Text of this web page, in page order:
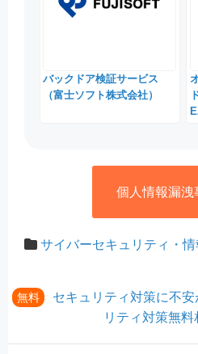
バックドア検証サービス
（富士ソフト株式会社）
個人情報漏洩
サイバーセキュリティ・
無料
セキュリティ対策に不
リティ対策無料